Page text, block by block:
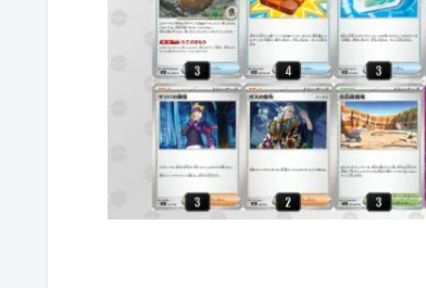
フーディン
フーディン
フーディン
フーディン
フーディン